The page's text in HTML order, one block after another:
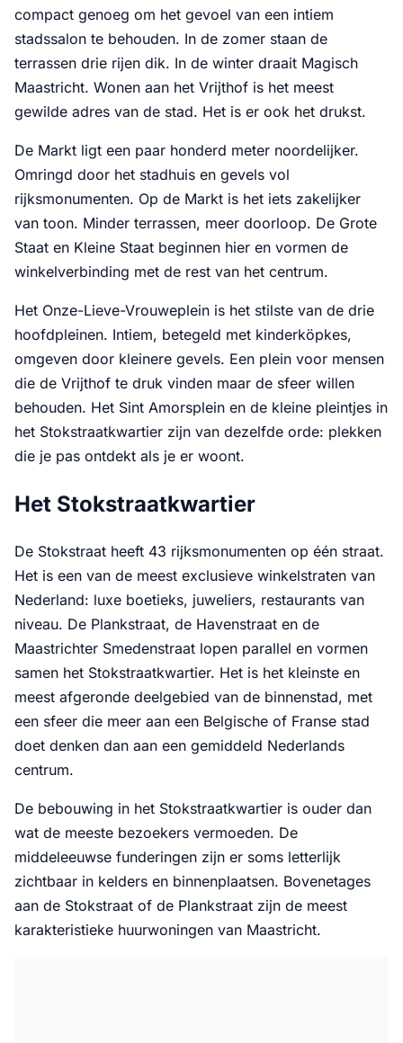
compact genoeg om het gevoel van een intiem
stadssalon te behouden. In de zomer staan de
terrassen drie rijen dik. In de winter draait Magisch
Maastricht. Wonen aan het Vrijthof is het meest
gewilde adres van de stad. Het is er ook het drukst.
De Markt ligt een paar honderd meter noordelijker.
Omringd door het stadhuis en gevels vol
rijksmonumenten. Op de Markt is het iets zakelijker
van toon. Minder terrassen, meer doorloop. De Grote
Staat en Kleine Staat beginnen hier en vormen de
winkelverbinding met de rest van het centrum.
Het Onze-Lieve-Vrouweplein is het stilste van de drie
hoofdpleinen. Intiem, betegeld met kinderköpkes,
omgeven door kleinere gevels. Een plein voor mensen
die de Vrijthof te druk vinden maar de sfeer willen
behouden. Het Sint Amorsplein en de kleine pleintjes in
het Stokstraatkwartier zijn van dezelfde orde: plekken
die je pas ontdekt als je er woont.
Het Stokstraatkwartier
De Stokstraat heeft 43 rijksmonumenten op één straat.
Het is een van de meest exclusieve winkelstraten van
Nederland: luxe boetieks, juweliers, restaurants van
niveau. De Plankstraat, de Havenstraat en de
Maastrichter Smedenstraat lopen parallel en vormen
samen het Stokstraatkwartier. Het is het kleinste en
meest afgeronde deelgebied van de binnenstad, met
een sfeer die meer aan een Belgische of Franse stad
doet denken dan aan een gemiddeld Nederlands
centrum.
De bebouwing in het Stokstraatkwartier is ouder dan
wat de meeste bezoekers vermoeden. De
middeleeuwse funderingen zijn er soms letterlijk
zichtbaar in kelders en binnenplaatsen. Bovenetages
aan de Stokstraat of de Plankstraat zijn de meest
karakteristieke huurwoningen van Maastricht.